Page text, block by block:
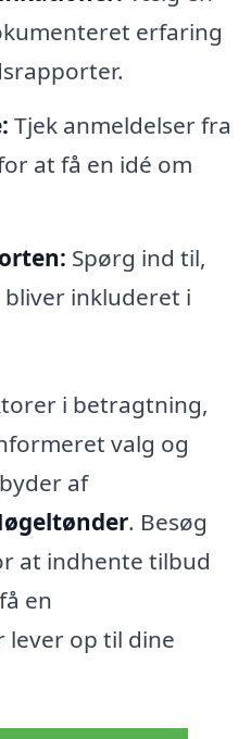
erfaring
Tjek anmeldelser fra
at få en idé om
Spørg ind til,
inkluderet i
i betragtning,
valg og
af
. Besøg
at indhente tilbud
en
op til dine